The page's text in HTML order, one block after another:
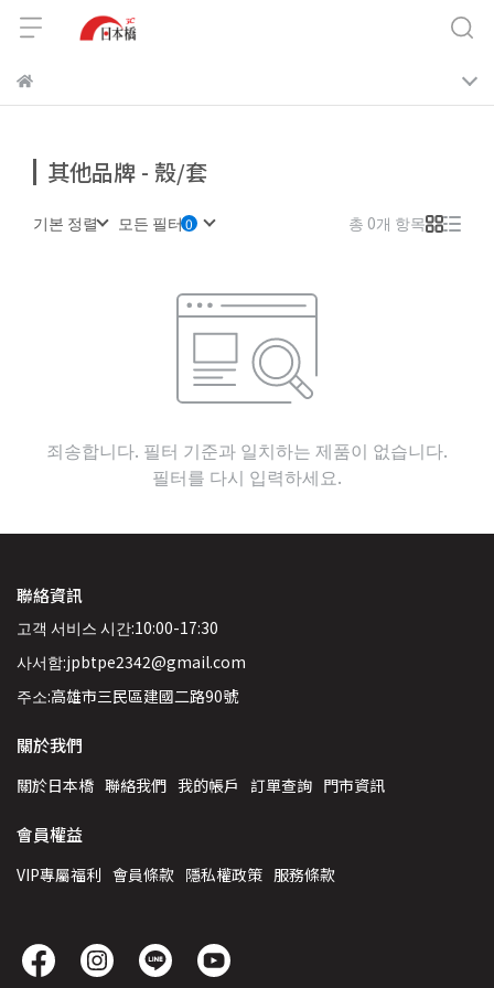
其他品牌 - 殼/套
기본 정렬 모든 필터 총 0개 항목
죄송합니다. 필터 기준과 일치하는 제품이 없습니다.
필터를 다시 입력하세요.
聯絡資訊
고객 서비스 시간:10:00-17:30
사서함:jpbtpe2342@gmail.com
주소:高雄市三民區建國二路90號
關於我們
關於日本橋 聯絡我們 我的帳戶 訂單查詢 門市資訊
會員權益
VIP專屬福利 會員條款 隱私權政策 服務條款